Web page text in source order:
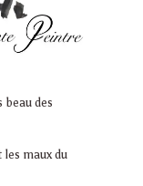
des
maux du